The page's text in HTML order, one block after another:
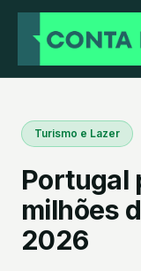
Turismo e Lazer
Portugal
milhões
2026